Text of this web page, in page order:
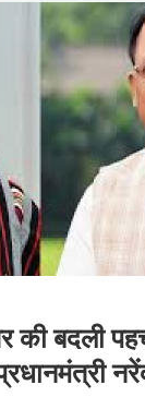
की बदली